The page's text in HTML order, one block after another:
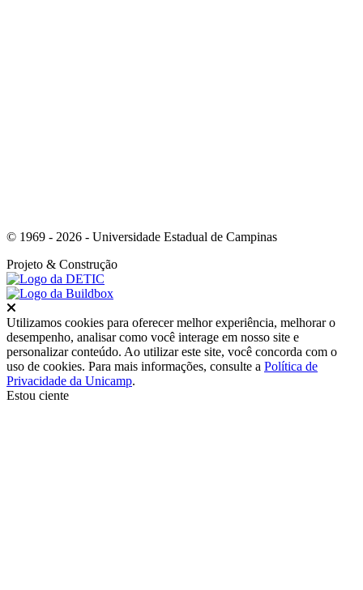
© 1969 - 2026 - Universidade Estadual de Campinas
Projeto & Construção
Utilizamos cookies para oferecer melhor experiência, melhorar o
desempenho, analisar como você interage em nosso site e
personalizar conteúdo. Ao utilizar este site, você concorda com o
uso de cookies. Para mais informações, consulte a Política de
Privacidade da Unicamp.
Estou ciente